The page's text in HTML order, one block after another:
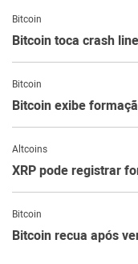
Bitcoin
Bitcoin toca crash
Bitcoin
Bitcoin exibe
Altcoins
XRP pode registrar
Bitcoin
Bitcoin recua após